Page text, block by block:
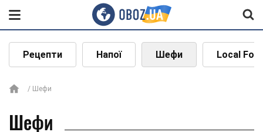
Рецепти Напої Шефи Local
Шефи
Шефи